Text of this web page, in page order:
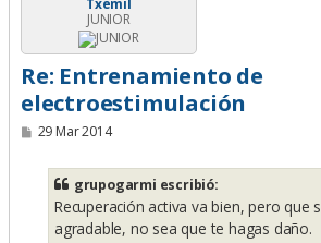
JUNIOR
Re: Entrenamiento de
electroestimulación
M
29 Mar 2014
grupogarmi escribió:
Recuperación activa va bien, pero que
agradable, no sea que te hagas daño.